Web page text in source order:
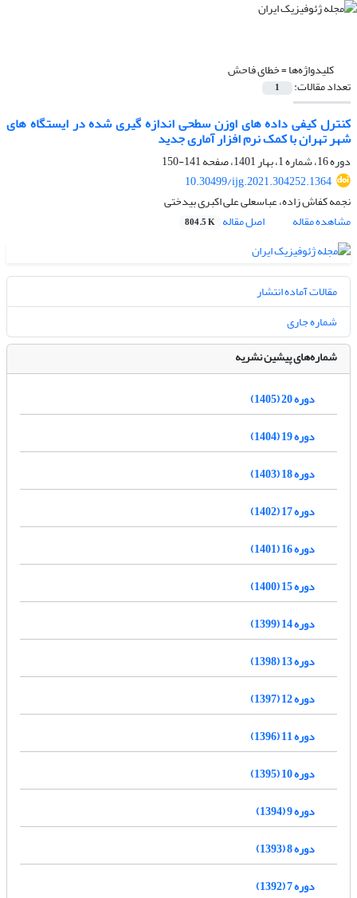
کلیدواژه‌ها =خطای فاحش
تعداد مقالات: 1
کنترل کیفی داده های اوزن سطحی اندازه گیری شده در ایستگاه های
شهر تهران با کمک نرم افزار آماری جدید
دوره 16، شماره 1، بهار 1401، صفحه
141-150
10.30499/ijg.2021.304252.1364
نجمه کفاش زاده، عباسعلی علی اکبری بیدختی
مشاهده مقاله
اصل مقاله 804.5 K
مقالات آماده انتشار
شماره جاری
شماره‌های پیشین نشریه
دوره 20 (1405)
دوره 19 (1404)
دوره 18 (1403)
دوره 17 (1402)
دوره 16 (1401)
دوره 15 (1400)
دوره 14 (1399)
دوره 13 (1398)
دوره 12 (1397)
دوره 11 (1396)
دوره 10 (1395)
دوره 9 (1394)
دوره 8 (1393)
دوره 7 (1392)